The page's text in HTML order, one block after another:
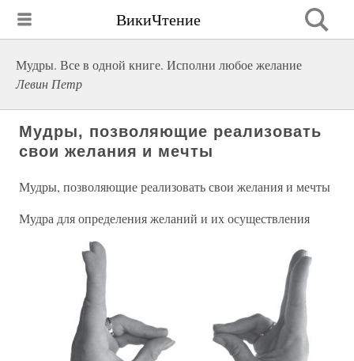
ВикиЧтение
Мудры. Все в одной книге. Исполни любое желание
Левин Петр
Мудры, позволяющие реализовать
свои желания и мечты
Мудры, позволяющие реализовать свои желания и мечты
Мудра для определения желаний и их осуществления